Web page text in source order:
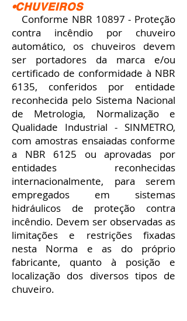
•CHUVEIROS
Conforme NBR 10897 - Proteção
contra incêndio por chuveiro
automático, os chuveiros devem
ser portadores da marca e/ou
certificado de conformidade à NBR
6135, conferidos por entidade
reconhecida pelo Sistema Nacional
de Metrologia, Normalização e
Qualidade Industrial - SINMETRO,
com amostras ensaiadas conforme
a NBR 6125 ou aprovadas por
entidades reconhecidas
internacionalmente, para serem
empregados em sistemas
hidráulicos de proteção contra
incêndio. Devem ser observadas as
limitações e restrições fixadas
nesta Norma e as do próprio
fabricante, quanto à posição e
localização dos diversos tipos de
chuveiro.